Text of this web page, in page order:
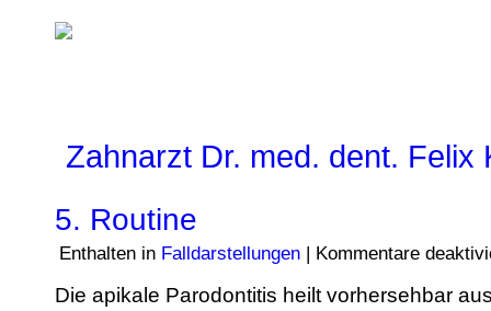
Zahnarzt Dr. med. dent. Felix
5. Routine
Enthalten in Falldarstellungen | Kommentare
Die apikale Parodontitis heilt vorhersehbar